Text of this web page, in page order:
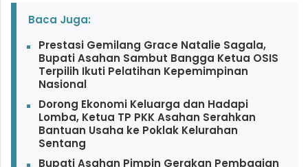
Baca Juga:
Prestasi Gemilang Grace Natalie Sagala,
Bupati Asahan Sambut Bangga Ketua OSIS
Terpilih Ikuti Pelatihan Kepemimpinan
Nasional
Dorong Ekonomi Keluarga dan Hadapi
Lomba, Ketua TP PKK Asahan Serahkan
Bantuan Usaha ke Poklak Kelurahan
Sentang
Bupati Asahan Pimpin Gerakan Pembagian